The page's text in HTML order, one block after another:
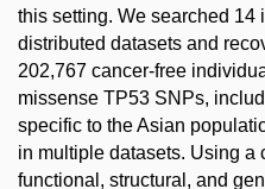
this setting. We searched 14
distributed datasets and
202,767 cancer-free
missense TP53 SNPs,
specific to the Asian
in multiple datasets. Using a
functional, structural, and